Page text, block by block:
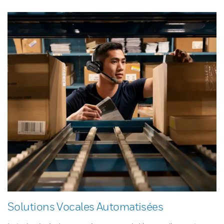
Solutions Vocales Automatisées